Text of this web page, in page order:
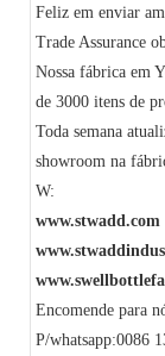
Feliz em enviar
Trade Assurance
Nossa fábrica em
de 3000 itens de
Toda semana
showroom na
W:
www.stwadd.com
Encomende para
P/whatsapp:0086